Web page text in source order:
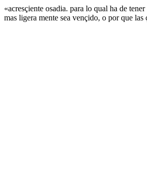
«acresçiente osadia. para lo qual ha de
mas ligera mente sea vençido, o por que las